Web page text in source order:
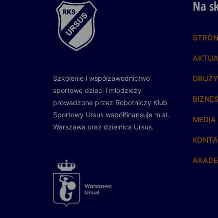
Szkolenie i współzawodnictwo
sportowe dzieci i młodzieży
prowadzone przez Robotniczy Klub
Sportowy Ursus współfinansuje m.st.
Warszawa oraz dzielnica Ursus.
Na
BIZNES
MEDIA